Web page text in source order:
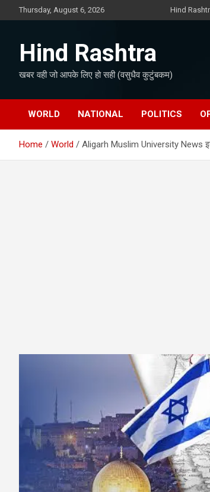
to
Thursday, August 6, 2026 Hind
Hind Rashtra
खबर वही जो आपके लिए हो सही (वसुधैव कुटुंबकम)
WORLD NATIONAL POLITICS
Home World Aligarh Muslim University News